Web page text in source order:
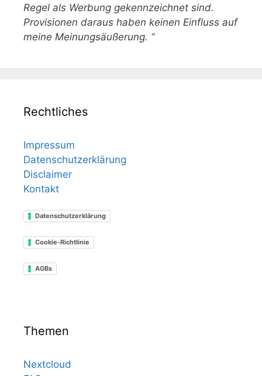
Regel als Werbung gekennzeichnet sind.
Provisionen daraus haben keinen Einfluss auf
meine Meinungsäußerung. “
Rechtliches
Impressum
Datenschutzerklärung
Disclaimer
Kontakt
Datenschutzerklärung
Cookie-Richtlinie
AGBs
Themen
Nextcloud